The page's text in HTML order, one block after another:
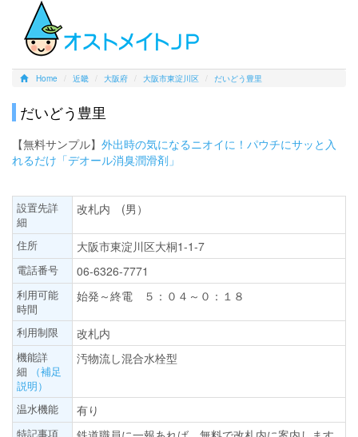
Home 近畿 大阪府 大阪市東淀川区 だいどう豊里
だいどう豊里
【無料サンプル】 外出時の気になるニオイに！パウチにサッと入
れるだけ「デオール消臭潤滑剤」
設置先詳
細
改札内 (男）
住所 大阪市東淀川区大桐1-1-7
電話番号 06-6326-7771
利用可能
時間
始発～終電 ５：０４～０：１８
利用制限 改札内
機能詳
細
（補足
説明）
汚物流し混合水栓型
温水機能 有り
特記事項